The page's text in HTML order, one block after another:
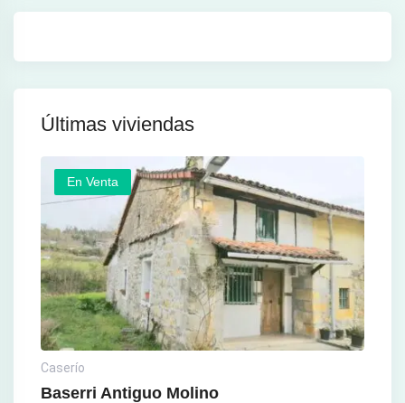
Últimas viviendas
En Venta
Caserío
Baserri Antiguo Molino